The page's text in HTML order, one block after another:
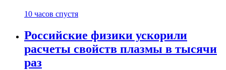
10 часов спустя
Российские физики ускорили
расчеты свойств плазмы в тысячи
раз